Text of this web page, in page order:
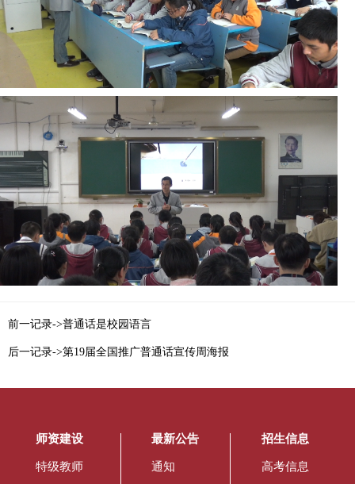
前一记录->普通话是校园语言
后一记录->第19届全国推广普通话宣传周海报
师资建设
特级教师
最新公告
通知
招生信息
高考信息